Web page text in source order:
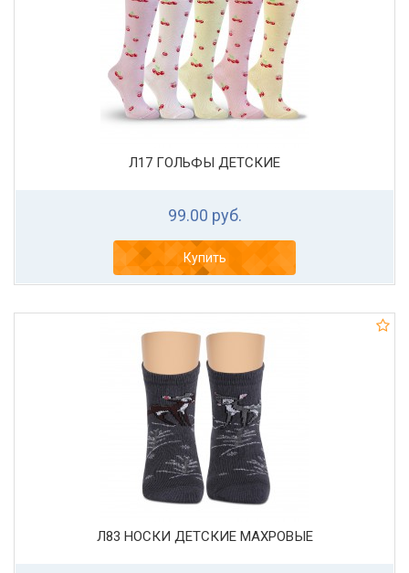
Л17 ГОЛЬФЫ ДЕТСКИЕ
99.00 руб.
Купить
Л83 НОСКИ ДЕТСКИЕ МАХРОВЫЕ